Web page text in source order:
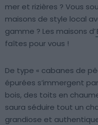
mer et rizières ? Vous
maisons de style local
gamme ? Les maisons d’
faîtes pour vous !
De type « cabanes de
épurées s’immergent
bois, des toits en
saura séduire tout un
grandiose et